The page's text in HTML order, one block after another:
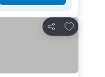
Jaa
Lisää